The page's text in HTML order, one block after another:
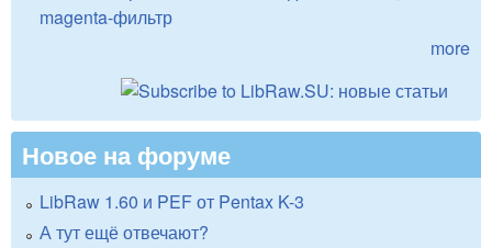
magenta-фильтр
more
Новое на форуме
LibRaw 1.60 и PEF от Pentax K-3
А тут ещё отвечают?